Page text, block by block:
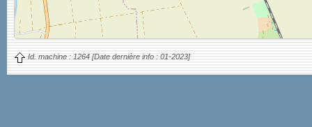
Id. machine : 1264 [Date dernière info : 01-2023]